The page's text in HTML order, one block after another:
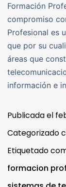
Formación
compromiso
Profesional es
que por su
áreas que
información e
Publicada el
Categorizado
Etiquetado
formacion